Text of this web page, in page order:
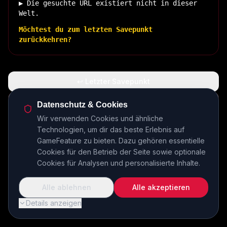
▶ Die gesuchte URL existiert nicht in dieser
Welt.
Möchtest du zum letzten Savepunkt
zurückkehren?
🏠 Zurück zur Basis
INSERT COIN TO CONTINUE...
Datenschutz & Cookies
Wir verwenden Cookies und ähnliche
Technologien, um dir das beste Erlebnis auf
GameFeature zu bieten. Dazu gehören essentielle
Cookies für den Betrieb der Seite sowie optionale
Cookies für Analysen und personalisierte Inhalte.
Details anzeigen
Alle ablehnen Alle akzeptieren